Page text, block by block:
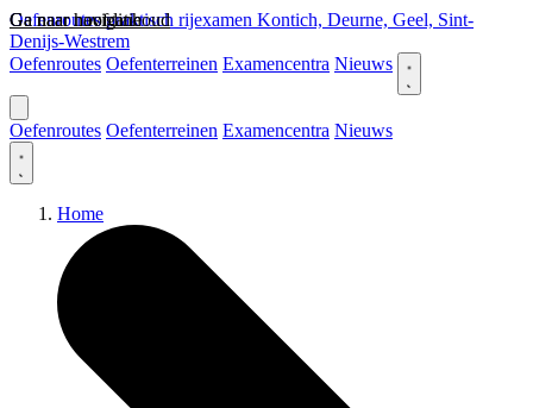
Ga naar hoofdinhoud
Ga naar navigatie
Oefenroutes praktisch rijexamen Kontich, Deurne, Geel, Sint-
Denijs-Westrem
Oefenroutes Oefenterreinen Examencentra Nieuws
Oefenroutes Oefenterreinen Examencentra Nieuws
Home